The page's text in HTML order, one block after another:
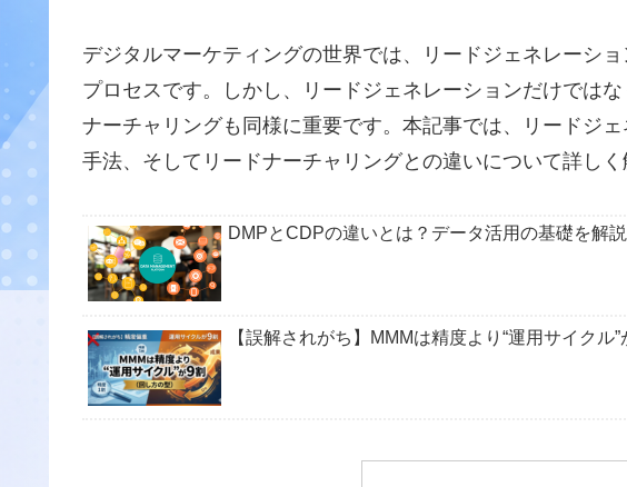
デジタルマーケティングの世界では、リードジェネレーシ
プロセスです。しかし、リードジェネレーションだけでは
ナーチャリングも同様に重要です。本記事では、リードジ
手法、そしてリードナーチャリングとの違いについて詳しく
DMPとCDPの違いとは？データ活用の基礎を解説
【誤解されがち】MMMは精度より“運用サイクル”